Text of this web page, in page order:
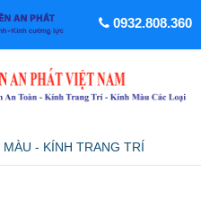
0932.808.360
MÀU - KÍNH TRANG TRÍ